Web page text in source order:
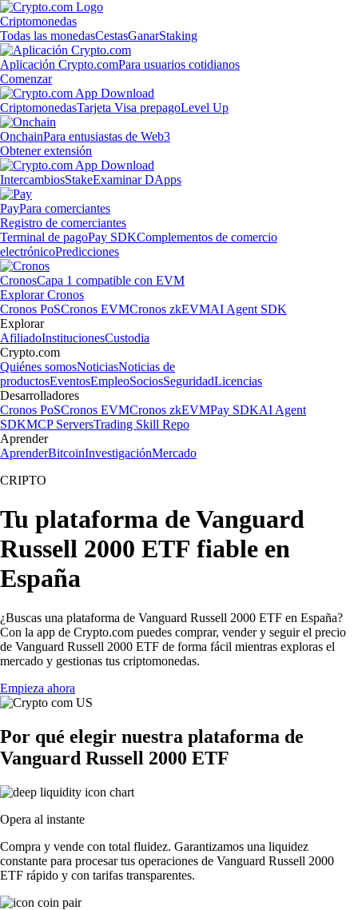
Criptomonedas
Todas las monedasCestasGanarStaking
Aplicación Crypto.comPara usuarios cotidianos
Comenzar
CriptomonedasTarjeta Visa prepagoLevel Up
OnchainPara entusiastas de Web3
Obtener extensión
IntercambiosStakeExaminar DApps
PayPara comerciantes
Registro de comerciantes
Terminal de pagoPay SDKComplementos de comercio
electrónicoPredicciones
CronosCapa 1 compatible con EVM
Explorar Cronos
Cronos PoSCronos EVMCronos zkEVMAI Agent SDK
Explorar
AfiliadoInstitucionesCustodia
Crypto.com
Quiénes somosNoticiasNoticias de
productosEventosEmpleoSociosSeguridadLicencias
Desarrolladores
Cronos PoSCronos EVMCronos zkEVMPay SDKAI Agent
SDKMCP ServersTrading Skill Repo
Aprender
AprenderBitcoinInvestigaciónMercado
CRIPTO
Tu plataforma de Vanguard
Russell 2000 ETF fiable en
España
¿Buscas una plataforma de Vanguard Russell 2000 ETF en España?
Con la app de Crypto.com puedes comprar, vender y seguir el precio
de Vanguard Russell 2000 ETF de forma fácil mientras exploras el
mercado y gestionas tus criptomonedas.
Empieza ahora
Por qué elegir nuestra plataforma de
Vanguard Russell 2000 ETF
Opera al instante
Compra y vende con total fluidez. Garantizamos una liquidez
constante para procesar tus operaciones de Vanguard Russell 2000
ETF rápido y con tarifas transparentes.